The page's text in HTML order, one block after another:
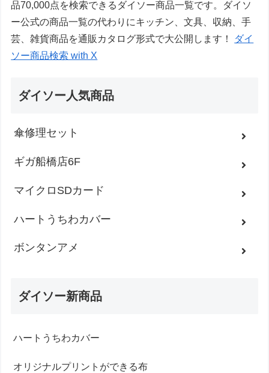
品70,000点を検索できるダイソー商品一覧です。ダイソ
ー公式の商品一覧の代わりにキッチン、文具、収納、手
芸、雑貨商品を通販カタログ形式で大公開します！
ダイ
ソー商品検索 with X
ダイソー人気商品
傘修理セット
ギガ船橋店6F
マイクロSDカード
ハートうちわカバー
ボンタンアメ
ダイソー新商品
ハートうちわカバー
オリジナルプリントができる布